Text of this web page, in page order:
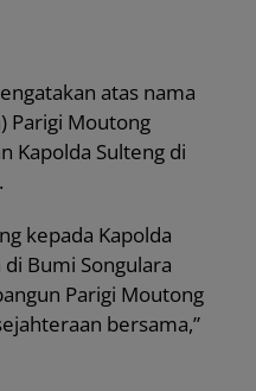
atas nama
Parigi Moutong
Kapolda Sulteng di
kepada Kapolda
Bumi Songulara
Parigi Moutong
bersama,”